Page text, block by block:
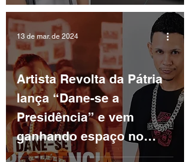
Artista Revolta da Pátria
lança “Dane-se a
Presidência” e vem
ganhando espaço no
cenário. CONFIRA:
13 de mar. de 2024